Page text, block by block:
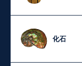
化石